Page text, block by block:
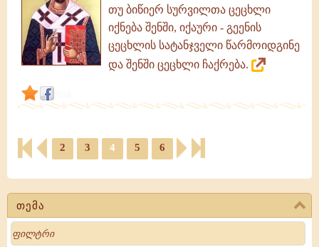
თემა
Search
თუ ბიწიერ სურვილთა ცეცხლი
იქნება შენში, იქაური - გეენის
ცეცხლის სატანჯველი წარმოიდგინე
და შენში ცეცხლი ჩაქრება.
2 3 4 5 6